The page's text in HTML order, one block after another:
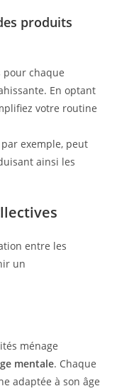
produits
pour chaque
En optant
votre routine
exemple, peut
ainsi les
entre les
un
ménage
mentale. Chaque
adaptée à son âge